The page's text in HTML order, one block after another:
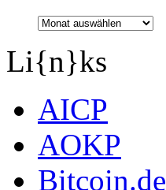
Li{n}ks
AICP
AOKP
Bitcoin.de